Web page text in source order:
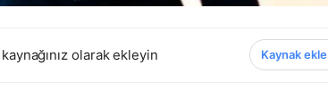
olarak ekleyin Kaynak ekle